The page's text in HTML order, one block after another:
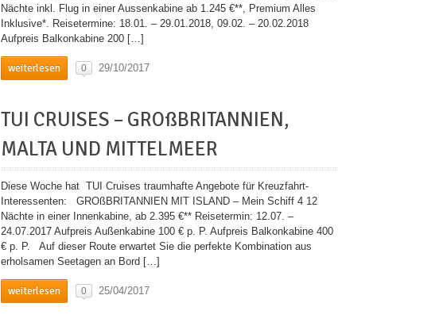
Nächte inkl. Flug in einer Aussenkabine ab 1.245 €**, Premium Alles
Inklusive*. Reisetermine: 18.01. – 29.01.2018, 09.02. – 20.02.2018
Aufpreis Balkonkabine 200 […]
weiterlesen 0 29/10/2017
TUI CRUISES – GROßBRITANNIEN,
MALTA UND MITTELMEER
Diese Woche hat TUI Cruises traumhafte Angebote für Kreuzfahrt-
Interessenten: GROßBRITANNIEN MIT ISLAND – Mein Schiff 4 12
Nächte in einer Innenkabine, ab 2.395 €** Reisetermin: 12.07. –
24.07.2017 Aufpreis Außenkabine 100 € p. P. Aufpreis Balkonkabine 400
€ p. P. Auf dieser Route erwartet Sie die perfekte Kombination aus
erholsamen Seetagen an Bord […]
weiterlesen 0 25/04/2017